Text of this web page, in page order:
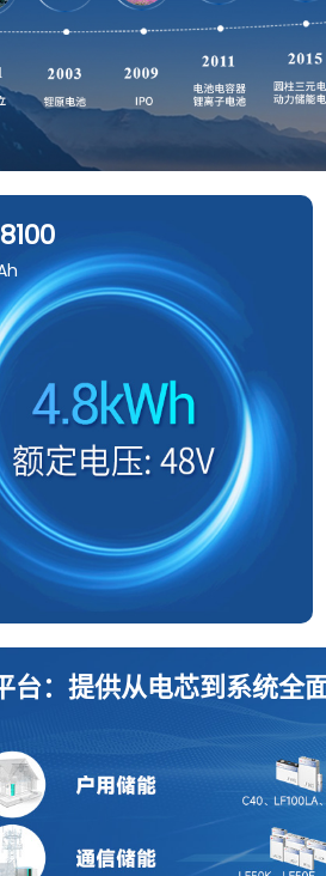
台：提供从电芯到系统全